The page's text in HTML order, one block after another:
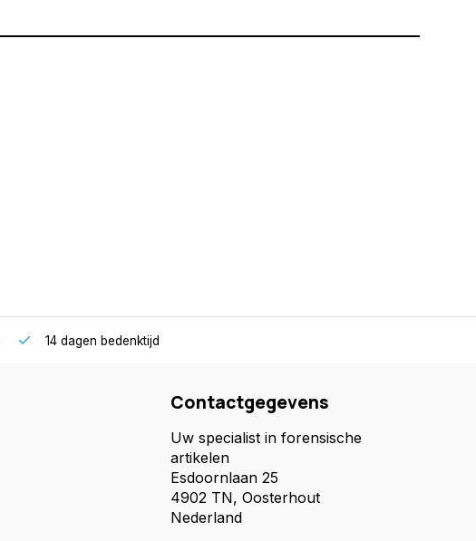
14 dagen bedenktijd
Contactgegevens
Uw specialist in forensische
artikelen
Esdoornlaan 25
4902 TN, Oosterhout
Nederland